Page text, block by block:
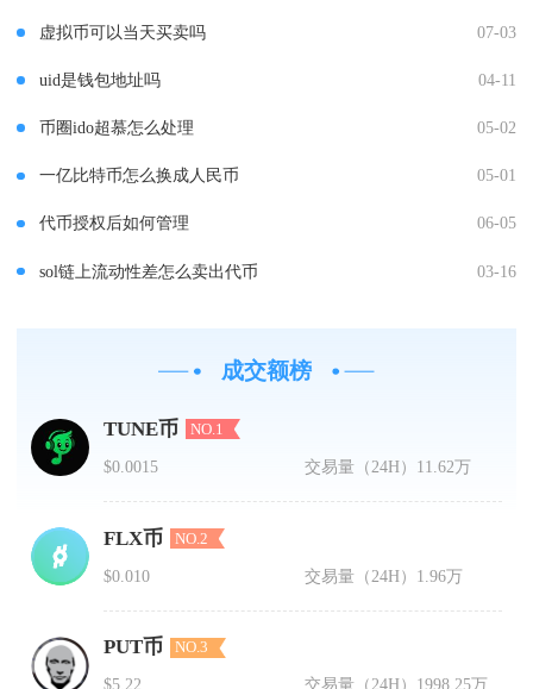
虚拟币可以当天买卖吗 07-03
uid是钱包地址吗 04-11
币圈ido超慕怎么处理 05-02
一亿比特币怎么换成人民币 05-01
代币授权后如何管理 06-05
sol链上流动性差怎么卖出代币 03-16
成交额榜
TUNE币 NO.1
$0.0015 交易量（24H） 11.62万
FLX币 NO.2
$0.010 交易量（24H） 1.96万
PUT币 NO.3
$5.22 交易量（24H） 1998.25万